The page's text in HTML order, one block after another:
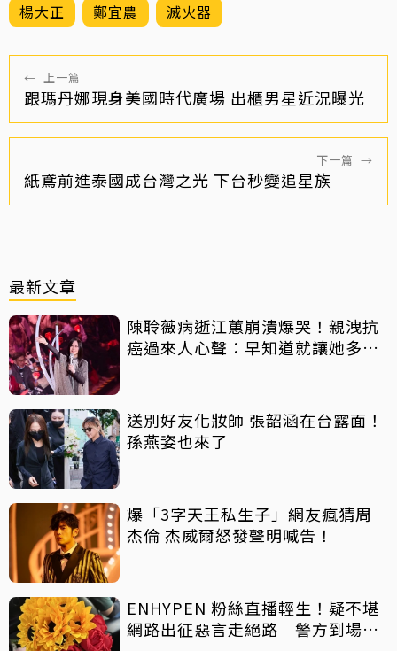
楊大正 鄭宜農 滅火器
← 上一篇
跟瑪丹娜現身美國時代廣場 出櫃男星近況曝光
下一篇 →
紙鳶前進泰國成台灣之光 下台秒變追星族
最新文章
陳聆薇病逝江蕙崩潰爆哭！親洩抗
癌過來人心聲：早知道就讓她多化
送別好友化妝師 張韶涵在台露面！
孫燕姿也來了
爆「3字天王私生子」網友瘋猜周
杰倫 杰威爾怒發聲明喊告！
ENHYPEN 粉絲直播輕生！疑不堪
網路出征惡言走絕路 警方到場已